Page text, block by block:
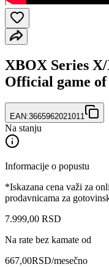
XBOX Series
Official game
EAN:3665962021011
Na stanju
Informacije o popustu
*Iskazana cena važi za
prodavnicama za
7.999,00 RSD
Na rate bez kamate od
667,00RSD/mesečno